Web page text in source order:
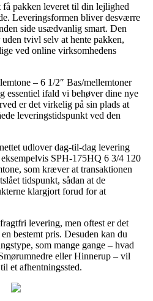
pakken leveret til din lejlighed
Leveringsformen bliver desværre
side usædvanlig smart. Den
tvivl selv at hente pakken,
ved online virksomhedens
– 6 1/2″ Bas/mellemtoner
essentiel ifald vi behøver dine nye
er det virkelig på sin plads at
leveringstidspunkt ved den
udlover dag-til-dag levering
SPH-175HQ 6 3/4 120
som kræver at transaktionen
tidspunkt, sådan at de
klargjort forud for at
levering, men oftest er det
bestemt pris. Desuden kan du
som mange gange – hvad
eller Hinnerup – vil
et afhentningssted.